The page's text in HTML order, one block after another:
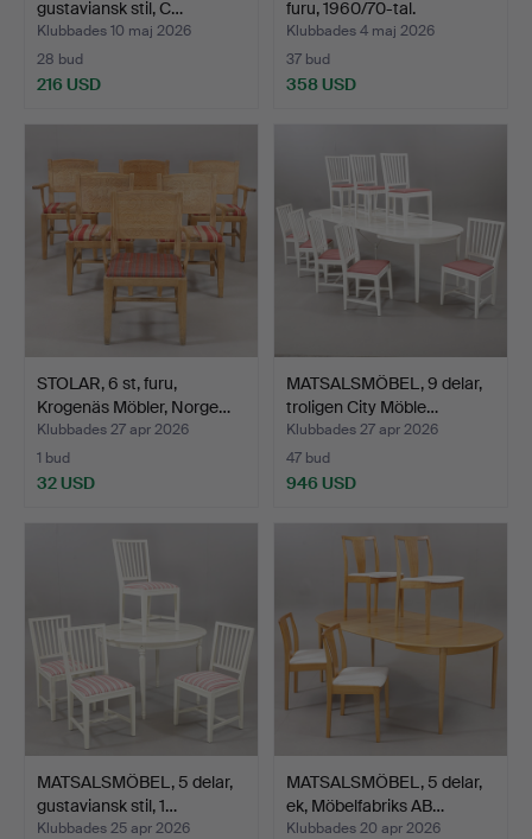
gustaviansk stil, C…
Klubbades 10 maj 2026
28 bud
216 USD
furu, 1960/70-tal.
Klubbades 4 maj 2026
37 bud
358 USD
STOLAR, 6 st, furu,
Krogenäs Möbler, Norge…
Klubbades 27 apr 2026
1 bud
32 USD
MATSALSMÖBEL, 9 delar,
troligen City Möble…
Klubbades 27 apr 2026
47 bud
946 USD
MATSALSMÖBEL, 5 delar,
gustaviansk stil, 1…
Klubbades 25 apr 2026
MATSALSMÖBEL, 5 delar,
ek, Möbelfabriks AB…
Klubbades 20 apr 2026